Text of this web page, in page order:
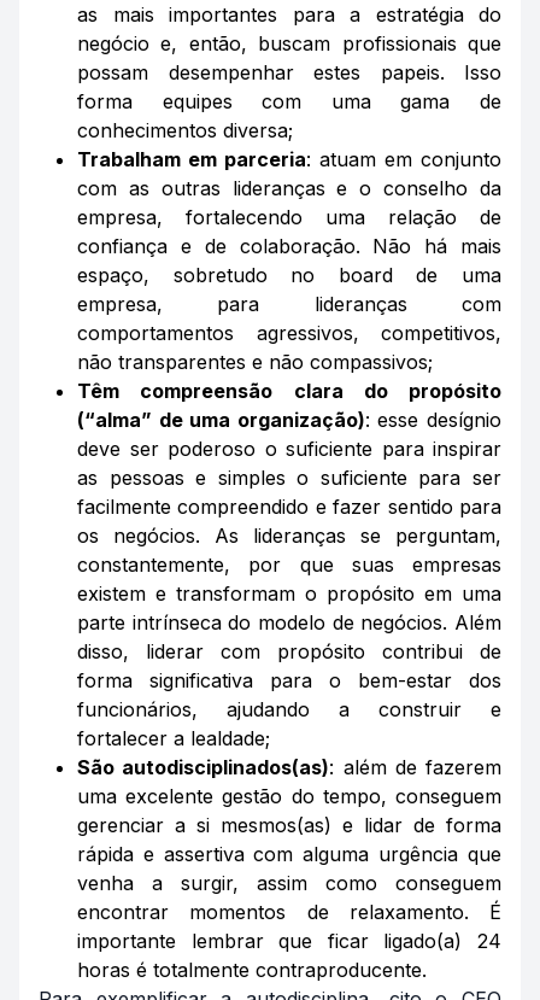
as mais importantes para a estratégia do
negócio e, então, buscam profissionais que
possam desempenhar estes papeis. Isso
forma equipes com uma gama de
conhecimentos diversa;
Trabalham em parceria: atuam em conjunto
com as outras lideranças e o conselho da
empresa, fortalecendo uma relação de
confiança e de colaboração. Não há mais
espaço, sobretudo no boardde uma
empresa, para lideranças com
comportamentos agressivos, competitivos,
não transparentes e não compassivos;
Têm compreensão clara do propósito
(“alma” de uma organização): esse desígnio
deve ser poderoso o suficiente para inspirar
as pessoas e simples o suficiente para ser
facilmente compreendido e fazer sentido para
os negócios. As lideranças se perguntam,
constantemente, por que suas empresas
existem e transformam o propósito em uma
parte intrínseca do modelo de negócios. Além
disso, liderar com propósito contribui de
forma significativa para o bem-estar dos
funcionários, ajudando a construir e
fortalecer a lealdade;
São autodisciplinados(as): além de fazerem
uma excelente gestão do tempo, conseguem
gerenciar a si mesmos(as) e lidar de forma
rápida e assertiva com alguma urgência que
venha a surgir, assim como conseguem
encontrar momentos de relaxamento. É
importante lembrar que ficar ligado(a) 24
horas é totalmente contraproducente.